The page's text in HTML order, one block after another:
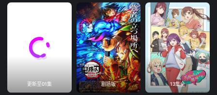
更新至01集 剧场版 13集全